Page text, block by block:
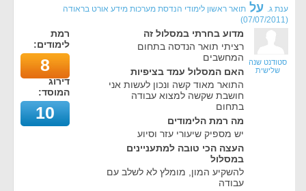
ענת ג. על תואר ראשון לימודי הנדסת מערכות מידע אורט בראודה
(
07/07/2011
)
סטודנט שנה
שלישית
מדוע בחרתי במסלול זה
רציתי תואר הנדסה בתחום
המחשבים
האם המסלול עמד בציפיות
התואר מאוד קשה ונכון לעשות אני
חושבת שקשה למצוא עבודה
בתחום
מה רמת הלימודים
יש מספיק שיעורי עזר וסיוע
העצה הכי טובה למתעניינים
במסלול
להשקיע המון, מומלץ לא לשלב עם
עבודה
רמת
לימודים:
8
דירוג
המוסד:
10